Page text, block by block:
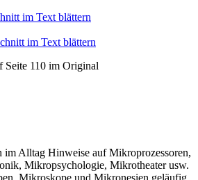
im Text blättern
im Text blättern
Seite 110 im Original
im Alltag Hinweise auf Mikroprozessoren,
Mikropsychologie, Mikrotheater usw.